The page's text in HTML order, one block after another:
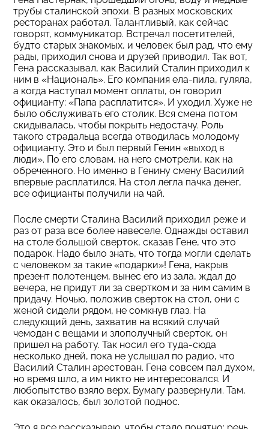
трубы сталинской эпохи. В разных московских
ресторанах работал. Талантливый, как сейчас
говорят, коммуникатор. Встречал посетителей,
будто старых знакомых, и человек был рад, что ему
рады, приходил снова и друзей приводил. Так вот,
Гена рассказывал, как Василий Сталин приходил к
ним в «Националь». Его компания ела-пила, гуляла,
а когда наступал момент оплаты, он говорил
официанту: «Папа расплатится». И уходил. Хуже не
было обслуживать его столик. Вся смена потом
скидывалась, чтобы покрыть недостачу. Роль
такого страдальца всегда отводилась молодому
официанту. Это и был первый Генин «выход в
люди». По его словам, на него смотрели, как на
обреченного. Но именно в Генину смену Василий
впервые расплатился. На стол легла пачка денег,
все официанты получили на чай.
После смерти Сталина Василий приходил реже и
раз от раза все более навеселе. Однажды оставил
на столе большой сверток, сказав Гене, что это
подарок. Надо было знать, что тогда могли сделать
с человеком за такие «подарки»! Гена, накрыв
презент полотенцем, вынес его из зала, ждал до
вечера, не придут ли за свертком и за ним самим в
придачу. Ночью, положив сверток на стол, они с
женой сидели рядом, не сомкнув глаз. На
следующий день, захватив на всякий случай
чемодан с вещами и злополучный сверток, он
пришел на работу. Так носил его туда-сюда
несколько дней, пока не услышал по радио, что
Василий Сталин арестован. Гена совсем пал духом,
но время шло, а им никто не интересовался. И
любопытство взяло верх. Бумагу развернули. Там,
как оказалось, был золотой поднос.